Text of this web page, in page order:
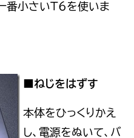
番小さいT6を使いま
■ねじをはずす
本体をひっくりかえ
し、電源をぬいて、バ